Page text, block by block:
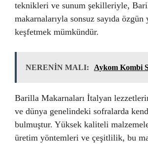
teknikleri ve sunum şekilleriyle,
makarnalarıyla sonsuz sayıda özgün
keşfetmek mümkündür.
NERENİN MALI: Aykom Kombi
Barilla Makarnaları İtalyan
ve dünya genelindeki sofralarda
bulmuştur. Yüksek kaliteli
üretim yöntemleri ve çeşitlilik, bu